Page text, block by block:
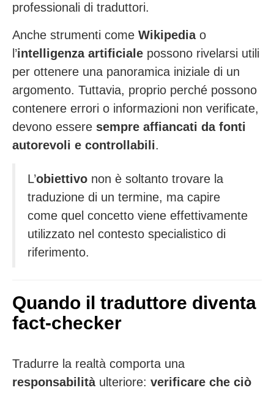
professionali di traduttori.
Anche strumenti come Wikipediao
l’intelligenza artificiale possono rivelarsi utili
per ottenere una panoramica iniziale di un
argomento. Tuttavia, proprio perché possono
contenere errori o informazioni non verificate,
devono essere sempre affiancati da fonti
autorevoli e controllabili.
L’obiettivo non è soltanto trovare la
traduzione di un termine, ma capire
come quel concetto viene effettivamente
utilizzato nel contesto specialistico di
riferimento.
Quando il traduttore diventa
fact-checker
Tradurre la realtà comporta una
responsabilitàulteriore: verificare che ciò